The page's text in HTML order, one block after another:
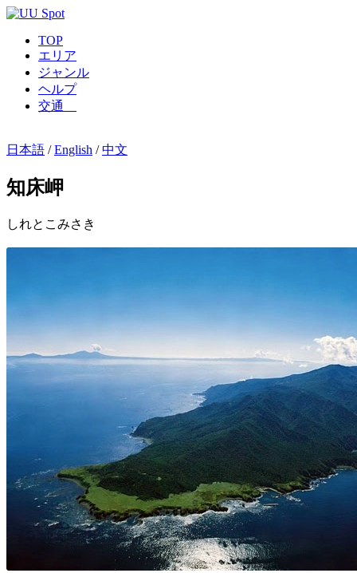
TOP
エリア
ジャンル
ヘルプ
交通
日本語 /English /中文
知床岬
しれとこみさき